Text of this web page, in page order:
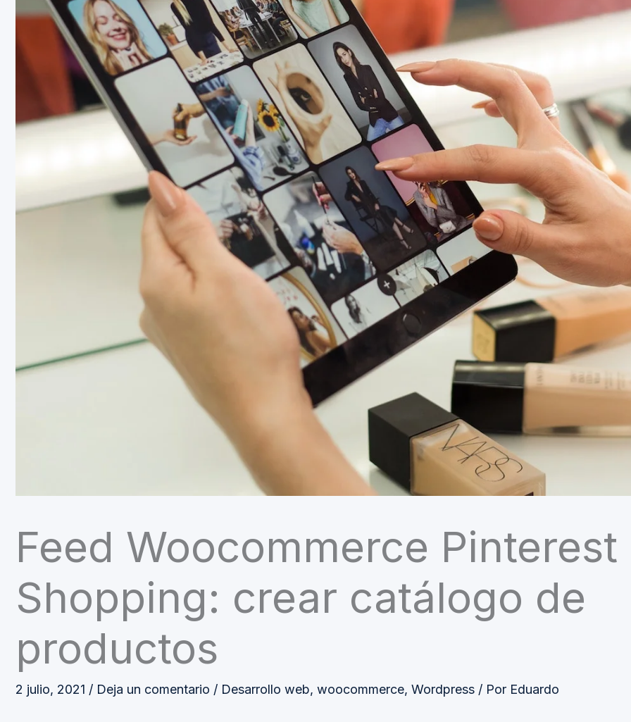
Feed Woocommerce Pinterest
Shopping: crear catálogo de
productos
2 julio, 2021 / Deja un comentario / Desarrollo web, woocommerce, Wordpress / Por Eduardo